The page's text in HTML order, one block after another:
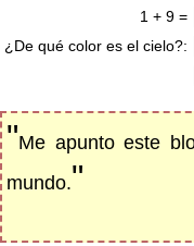
1 + 9 =
¿De qué color es el cielo?:
"Me apunto este
mundo."